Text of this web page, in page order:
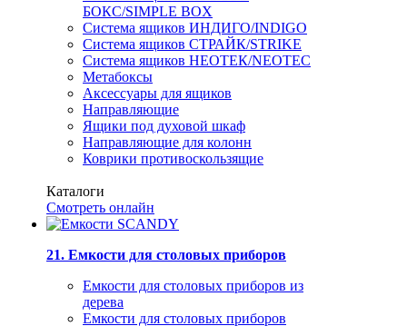
БОКС/SIMPLE BOX
Система ящиков ИНДИГО/INDIGO
Система ящиков СТРАЙК/STRIKE
Система ящиков НЕОТЕК/NEOTEC
Метабоксы
Аксессуары для ящиков
Направляющие
Ящики под духовой шкаф
Направляющие для колонн
Коврики противоскользящие
Каталоги
Смотреть онлайн
21. Емкости для столовых приборов
Емкости для столовых приборов из
дерева
Емкости для столовых приборов